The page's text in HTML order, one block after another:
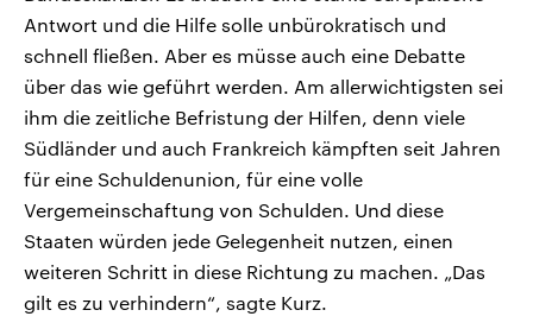
Antwort und die Hilfe solle unbürokratisch und
schnell fließen. Aber es müsse auch eine Debatte
über das wie geführt werden. Am allerwichtigsten sei
ihm die zeitliche Befristung der Hilfen, denn viele
Südländer und auch Frankreich kämpften seit Jahren
für eine Schuldenunion, für eine volle
Vergemeinschaftung von Schulden. Und diese
Staaten würden jede Gelegenheit nutzen, einen
weiteren Schritt in diese Richtung zu machen. „Das
gilt es zu verhindern“, sagte Kurz.